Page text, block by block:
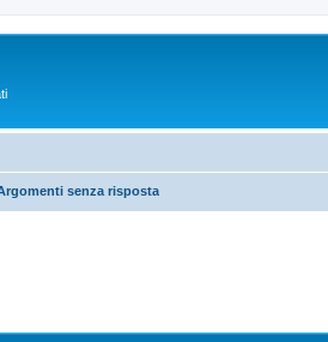
senza risposta